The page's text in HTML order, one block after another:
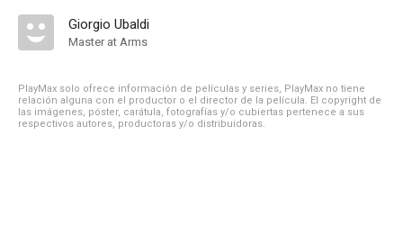
Giorgio Ubaldi
Master at Arms
PlayMax solo ofrece información de películas y series, PlayMax no tiene
relación alguna con el productor o el director de la película. El copyright de
las imágenes, póster, carátula, fotografías y/o cubiertas pertenece a sus
respectivos autores, productoras y/o distribuidoras.